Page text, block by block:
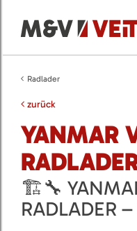
Radlader
zurück
YANMAR
🏗️🔧
RADLADER